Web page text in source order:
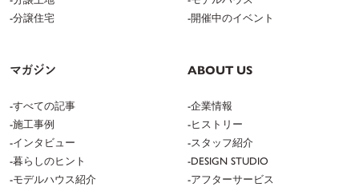
分譲住宅
開催中のイベント
マガジン
すべての記事
施工事例
インタビュー
暮らしのヒント
モデルハウス紹介
ABOUT US
企業情報
ヒストリー
スタッフ紹介
DESIGN STUDIO
アフターサービス